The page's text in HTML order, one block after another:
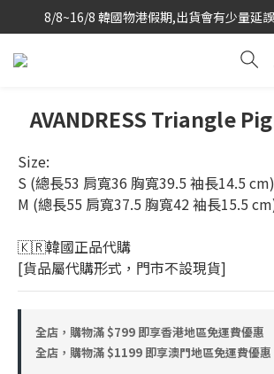
韓國當地代購團隊,每星期韓國直
8/8~16/8 韓國物港假期,出貨會有少量延
韓國當地代購團隊,每星期韓國直
AVANDRESS Triangle
Size:
S (總長53 肩寬36 胸寬39.5 袖長14.5 cm)
M (總長55 肩寬37.5 胸寬42 袖長15.5
🇰🇷韓國正品代購
[貨品屬代購形式，門市不設現貨]
全店，購物滿 $799 即享香港地區免運費優惠
全店，購物滿 $1199 即享澳門地區免運費優惠